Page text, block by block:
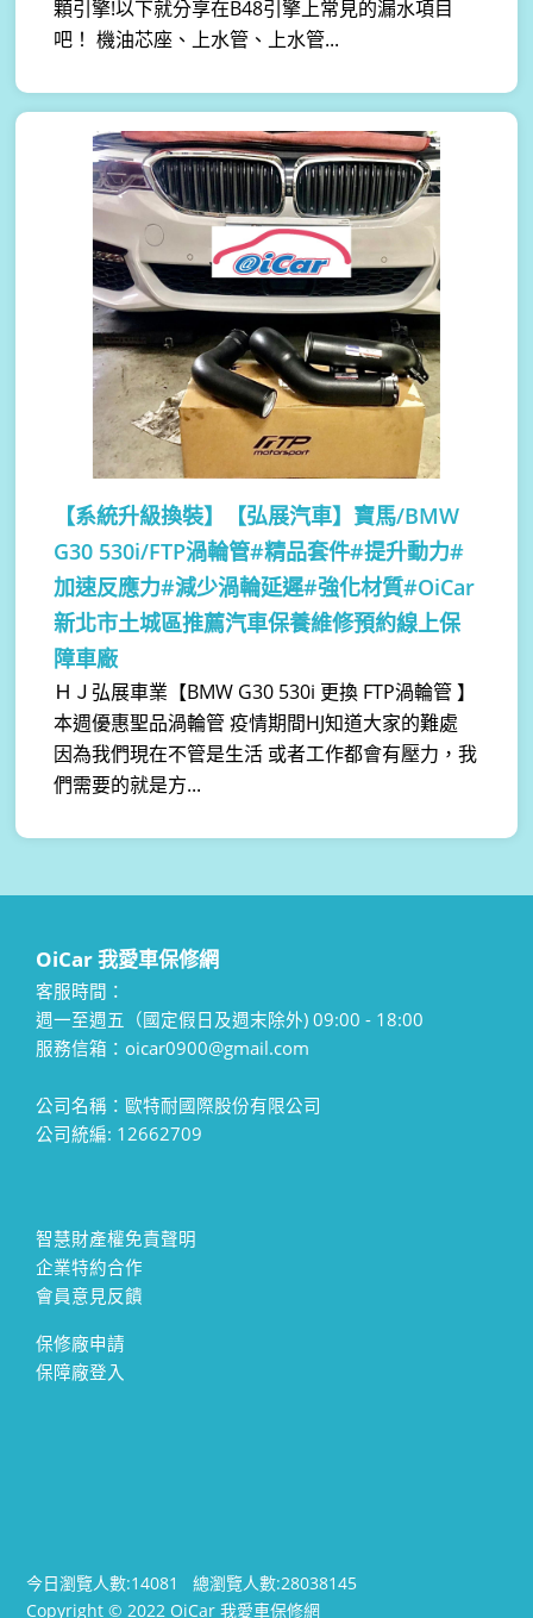
顆引擎!以下就分享在B48引擎上常見的漏水項目
吧！ 機油芯座、上水管、上水管...
【系統升級換裝】
【弘展汽車】寶馬/BMW
G30 530i/FTP渦輪管#精品套件#提升動力#
加速反應力#減少渦輪延遲#強化材質#OiCar
新北市土城區推薦汽車保養維修預約線上保
障車廠
ＨＪ弘展車業【BMW G30 530i 更換 FTP渦輪管 】
本週優惠聖品渦輪管 疫情期間HJ知道大家的難處
因為我們現在不管是生活 或者工作都會有壓力，我
們需要的就是方...
OiCar 我愛車保修網
客服時間：
週一至週五（國定假日及週末除外) 09:00 - 18:00
服務信箱：oicar0900@gmail.com
公司名稱：歐特耐國際股份有限公司
公司統編: 12662709
智慧財產權免責聲明
企業特約合作
會員意見反饋
保修廠申請
保障廠登入
今日瀏覽人數:14081總瀏覽人數:28038145
Copyright © 2022 OiCar 我愛車保修網